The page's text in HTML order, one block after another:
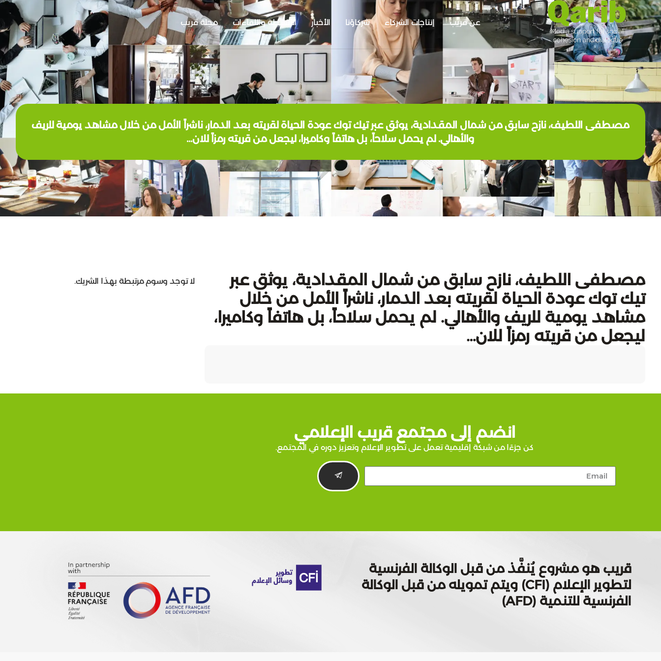
عن قريب إنتاجات الشركاء شركاؤنا الأخبار الأنشطة واللقاءات مجلة قريب
مصطفى اللطيف، نازح سابق من شمال المقدادية، يوثق عبر تيك توك عودة الحياة لقريته بعد الدمار، ناشراً الأمل من خلال مشاهد يومية للريف
والأهالي. لم يحمل سلاحاً، بل هاتفاً وكاميرا، ليجعل من قريته رمزاً للان…
مصطفى اللطيف، نازح سابق من شمال المقدادية، يوثق عبر
تيك توك عودة الحياة لقريته بعد الدمار، ناشراً الأمل من خلال
مشاهد يومية للريف والأهالي. لم يحمل سلاحاً، بل هاتفاً وكاميرا،
ليجعل من قريته رمزاً للان…
لا توجد وسوم مرتبطة بهذا الشريك.
انضم إلى مجتمع قريب الإعلامي
كن جزءًا من شبكة إقليمية تعمل على تطوير الإعلام وتعزيز دوره في المجتمع.
قريب هو مشروع يُنفَّذ من قبل الوكالة الفرنسية
لتطوير الإعلام (CFI) ويتم تمويله من قبل الوكالة
الفرنسية للتنمية (AFD)